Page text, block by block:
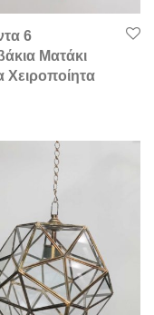
6
Ματάκι
Χειροποίητα